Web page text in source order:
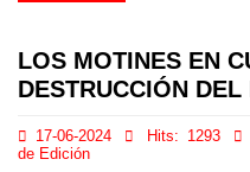
LOS MOTINES EN
DESTRUCCIÓN DEL
17-06-2024 Hits: 1293
de Edición